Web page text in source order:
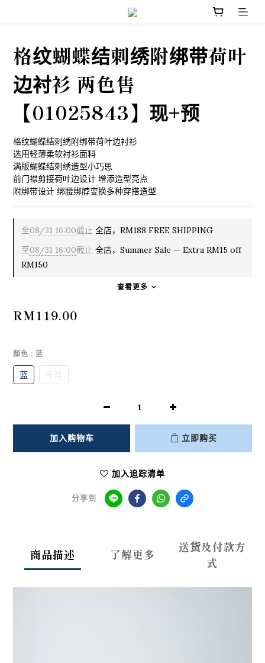
格纹蝴蝶结刺绣附绑带荷叶
边衬衫 两色售
【01025843】现+预
格纹蝴蝶结刺绣附绑带荷叶边衬衫
选用轻薄柔软衬衫面料
满版蝴蝶结刺绣造型小巧思
前门襟剪接荷叶边设计 增添造型亮点
附绑带设计 绑腰绑脖变换多种穿搭造型
至08/31 16:00截止 全店，RM188 FREE SHIPPING
至08/31 16:00截止 全店，Summer Sale — Extra RM15 off
RM150
查看更多
RM119.00
顏色 : 蓝
蓝 卡其
加入购物车 立即购买
加入追踪清单
分享到
商品描述 了解更多
送货及付款方
式